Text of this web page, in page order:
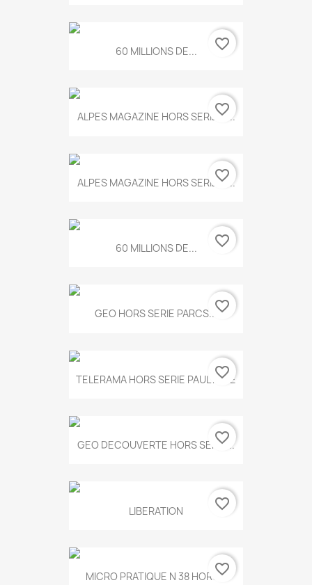
60 MILLIONS DE... favorite_border
ALPES MAGAZINE HORS SERIE N...
favorite_border
ALPES MAGAZINE HORS SERIE N...
favorite_border
60 MILLIONS DE... favorite_border
GEO HORS SERIE PARCS...favorite_border
TELERAMA HORS SERIE PAUL KLEE
favorite_border
GEO DECOUVERTE HORS SERIE...
favorite_border
LIBERATION favorite_border
MICRO PRATIQUE N 38 HORS...
favorite_border